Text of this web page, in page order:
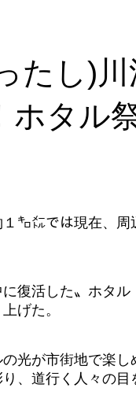
たし)
ホタル
㌔㍍では現在、
復活した〟ホタ
げた。
光が市街地で楽
、道行く人々の目